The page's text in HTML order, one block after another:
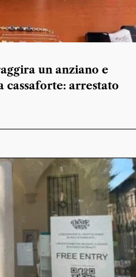
un anziano e
cassaforte: arrestato